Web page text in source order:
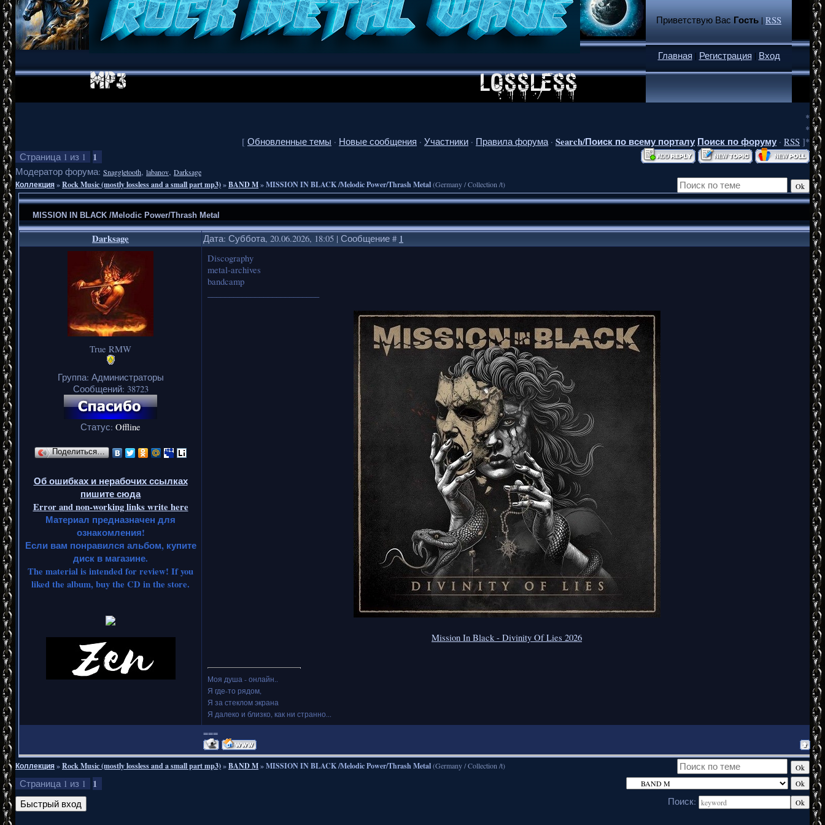
Приветствую Вас Гость|RSS
Главная | Регистрация | Вход
*
*
[ Обновленные темы · Новые сообщения · Участники · Правила форума · Search/Поиск по всему порталу Поиск по форуму · RSS ]*
Страница 1 из 1 1
Модератор форума: Snaggletooth, labanov, Darksage
Коллекция»Rock Music (mostly lossless and a small part mp3)»BAND M»MISSION IN BLACK /Melodic Power/Thrash Metal(Germany / Collection /t)
MISSION IN BLACK /Melodic Power/Thrash Metal
Darksage Дата: Суббота, 20.06.2026, 18:05 | Сообщение # 1
True RMW
Группа: Администраторы
Сообщений: 38723
Статус: Offline
Поделиться…
Об ошибках и нерабочих ссылках
пишите сюда
Error and non-working links write here
Материал предназначен для
ознакомления!
Если вам понравился альбом, купите
диск в магазине.
The material is intended for review! If you
liked the album, buy the CD in the store.
Discography
metal-archives
bandcamp
Mission In Black - Divinity Of Lies 2026
Моя душа - онлайн..
Я где-то рядом,
Я за стеклом экрана
Я далеко и близко, как ни странно...
===
Коллекция»Rock Music (mostly lossless and a small part mp3)»BAND M»MISSION IN BLACK /Melodic Power/Thrash Metal(Germany / Collection /t)
Страница 1 из 1 1
Поиск: